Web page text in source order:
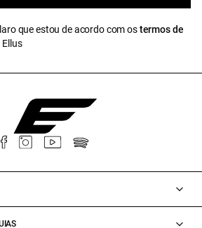
que estou de acordo com ostermos de